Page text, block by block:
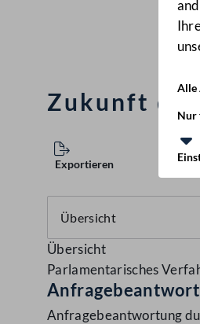
Alle
Nur
Zukunft der
Exportieren
Übersicht
Parlamentarisches
Anfragebeantwortung